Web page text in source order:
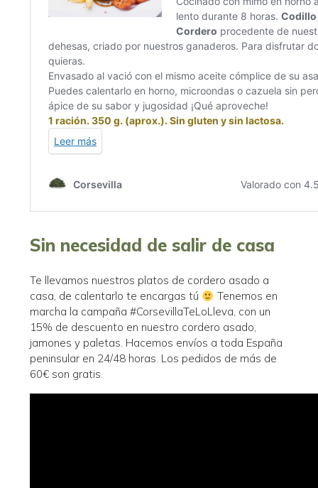
Sin necesidad de salir de casa
Te llevamos nuestros platos de cordero asado a
casa, de calentarlo te encargas tú
Tenemos en
marcha la campaña #CorsevillaTeLoLleva, con un
15% de descuento en nuestro cordero asado,
jamones y paletas. Hacemos envíos a toda España
peninsular en 24/48 horas. Los pedidos de más de
60€ son gratis.